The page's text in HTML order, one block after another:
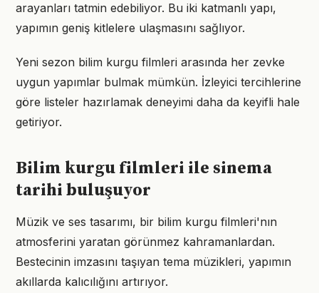
arayanları tatmin edebiliyor. Bu iki katmanlı yapı,
yapımın geniş kitlelere ulaşmasını sağlıyor.
Yeni sezon bilim kurgu filmleri arasında her zevke
uygun yapımlar bulmak mümkün. İzleyici tercihlerine
göre listeler hazırlamak deneyimi daha da keyifli hale
getiriyor.
Bilim kurgu filmleri ile sinema
tarihi buluşuyor
Müzik ve ses tasarımı, bir bilim kurgu filmleri'nın
atmosferini yaratan görünmez kahramanlardan.
Bestecinin imzasını taşıyan tema müzikleri, yapımın
akıllarda kalıcılığını artırıyor.